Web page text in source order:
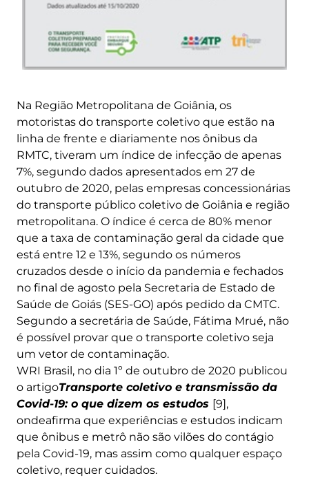
Na Região Metropolitana de Goiânia, os
motoristas do transporte coletivo que estão na
linha de frente e diariamente nos ônibus da
RMTC, tiveram um índice de infecção de apenas
7%, segundo dados apresentados em 27 de
outubro de 2020, pelas empresas concessionárias
do transporte público coletivo de Goiânia e região
metropolitana. O índice é cerca de 80% menor
que a taxa de contaminação geral da cidade que
está entre 12 e 13%, segundo os números
cruzados desde o início da pandemia e fechados
no final de agosto pela Secretaria de Estado de
Saúde de Goiás (SES-GO) após pedido da CMTC.
Segundo a secretária de Saúde, Fátima Mrué, não
é possível provar que o transporte coletivo seja
um vetor de contaminação.
WRI Brasil, no dia 1º de outubro de 2020 publicou
o artigoTransporte coletivo e transmissão da
Covid-19: o que dizem os estudos [9],
ondeafirma que experiências e estudos indicam
que ônibus e metrô não são vilões do contágio
pela Covid-19, mas assim como qualquer espaço
coletivo, requer cuidados.